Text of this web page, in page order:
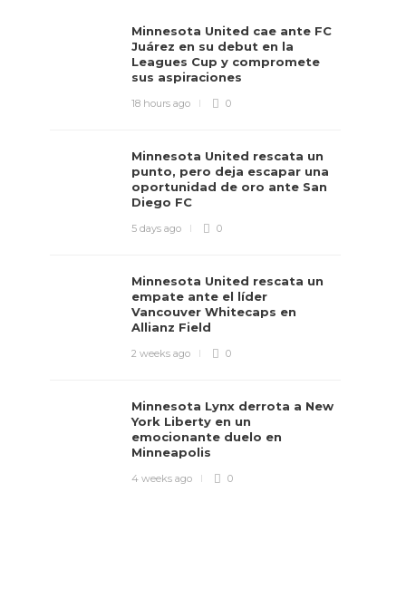
Minnesota United cae ante FC
Juárez en su debut en la
Leagues Cup y compromete
sus aspiraciones
18 hours ago 0
Minnesota United rescata un
punto, pero deja escapar una
oportunidad de oro ante San
Diego FC
5 days ago 0
Minnesota United rescata un
empate ante el líder
Vancouver Whitecaps en
Allianz Field
2 weeks ago 0
Minnesota Lynx derrota a New
York Liberty en un
emocionante duelo en
Minneapolis
4 weeks ago 0